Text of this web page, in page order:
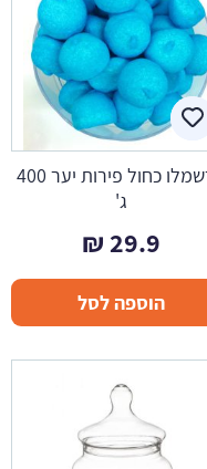
מרשמלו כחול פירות יער 400
ג'
29.9
₪
הוספה לסל